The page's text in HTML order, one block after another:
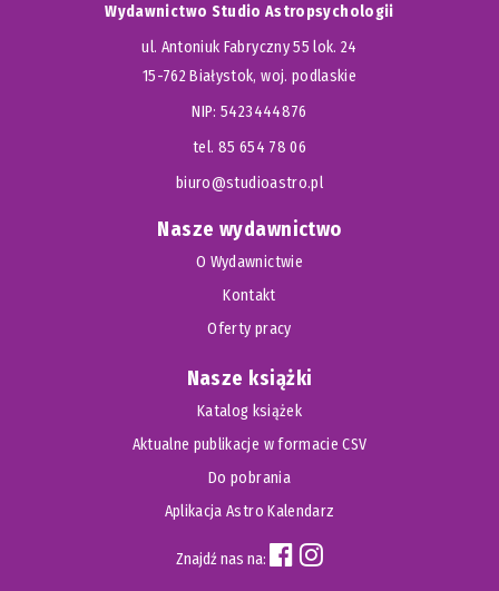
Wydawnictwo Studio Astropsychologii
ul. Antoniuk Fabryczny 55 lok. 24
15-762 Białystok, woj. podlaskie
NIP: 5423444876
tel. 85 654 78 06
biuro@studioastro.pl
Nasze wydawnictwo
O Wydawnictwie
Kontakt
Oferty pracy
Nasze książki
Katalog książek
Aktualne publikacje w formacie CSV
Do pobrania
Aplikacja Astro Kalendarz
Znajdź nas na: